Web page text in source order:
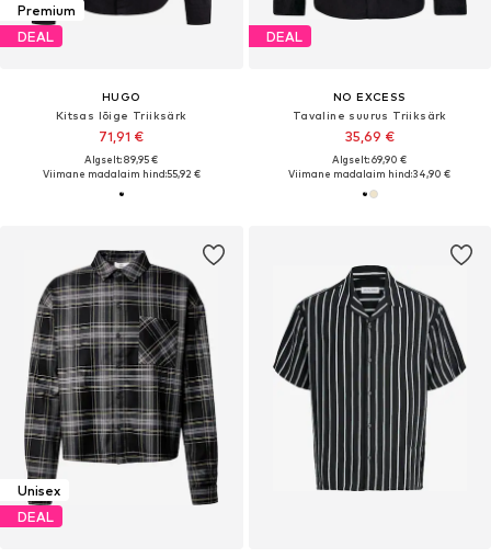
Premium
DEAL
HUGO
Kitsas lõige Triiksärk
71,91 €
Algselt: 89,95 €
Viimane madalaim hind:55,92 €
DEAL
NO EXCESS
Tavaline suurus Triiksärk
35,69 €
Algselt: 69,90 €
Viimane madalaim hind:34,90 €
Unisex
DEAL